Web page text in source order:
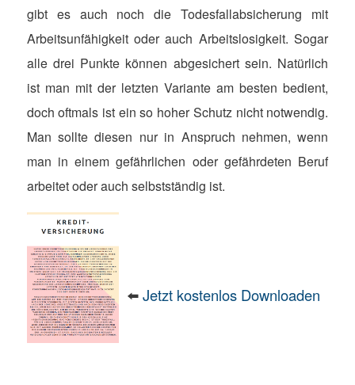
gibt es auch noch die Todesfallabsicherung mit
Arbeitsunfähigkeit oder auch Arbeitslosigkeit. Sogar
alle drei Punkte können abgesichert sein. Natürlich
ist man mit der letzten Variante am besten bedient,
doch oftmals ist ein so hoher Schutz nicht notwendig.
Man sollte diesen nur in Anspruch nehmen, wenn
man in einem gefährlichen oder gefährdeten Beruf
arbeitet oder auch selbstständig ist.
⬅️Jetzt kostenlos Downloaden